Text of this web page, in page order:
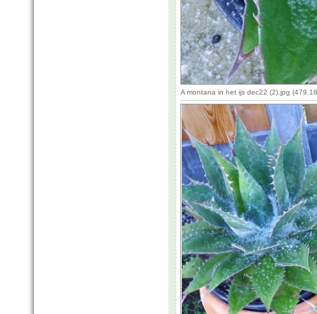
A montana in het ijs dec22 (2).jpg